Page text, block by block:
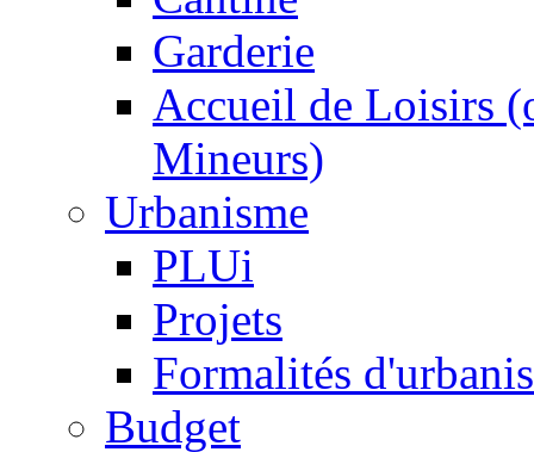
Garderie
Accueil de Loisirs
Mineurs)
Urbanisme
PLUi
Projets
Formalités
Budget